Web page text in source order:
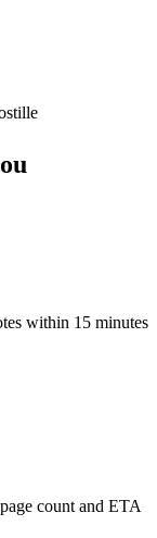
within 15 minutes
count and ETA